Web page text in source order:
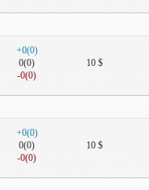
10 $
+0(0)
0(0)
-0(0)
10 $
+0(0)
0(0)
-0(0)